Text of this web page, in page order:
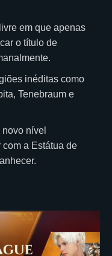
em que apenas
o título de
inéditas como
Tenebraum e
nível
a Estátua de